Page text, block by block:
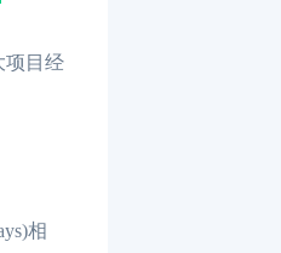
项目经
相